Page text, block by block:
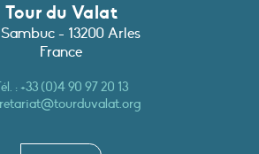
Tour du Valat
- 13200 Arles
France
:+33 (0)4 90 97 20 13